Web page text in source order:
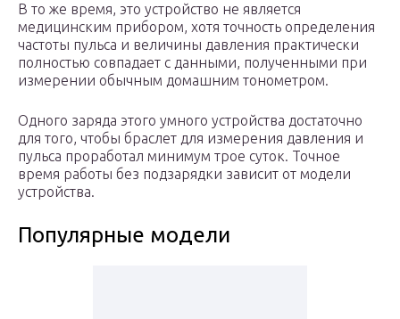
В то же время, это устройство не является
медицинским прибором, хотя точность определения
частоты пульса и величины давления практически
полностью совпадает с данными, полученными при
измерении обычным домашним тонометром.
Одного заряда этого умного устройства достаточно
для того, чтобы браслет для измерения давления и
пульса проработал минимум трое суток. Точное
время работы без подзарядки зависит от модели
устройства.
Популярные модели